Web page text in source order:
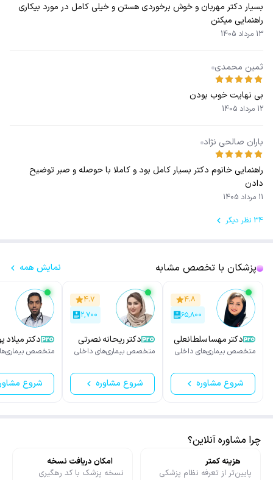
بسیار دکتر مهربان و خوش برخوردی هستن و خیلی کامل در مورد بیکاری
راهنمایی میکنن
13 مرداد 1405
ثمین محمدی
بی نهایت خوب بودن
12 مرداد 1405
باران صالحی نژاد
راهنمایی خانوم دکتر بسیار کامل بود و کاملا با حوصله و صبر توضیح
دادن
11 مرداد 1405
34 نظر دیگر
پزشکان با تخصص مشابه نمایش همه
۴.۸
۶۵,۸۰۰
دکتر مهسا سلطانعلی
پور
متخصص بیماری‌های داخلی
شروع مشاوره
۴.۷
۲,۷۰۰
دکتر ریحانه نصرتی
متخصص بیماری‌های داخلی
شروع مشاوره
دکتر میلاد
متخصص
شروع
چرا مشاوره آنلاین؟
هزینه کمتر
پایین‌تر از تعرفه نظام پزشکی
امکان دریافت نسخه
نسخه پزشک با کد رهگیری